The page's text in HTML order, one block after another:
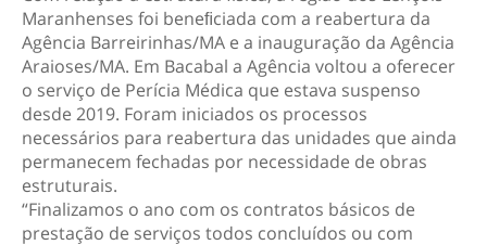
Maranhenses foi beneﬁciada com a reabertura da
Agência Barreirinhas/MA e a inauguração da Agência
Araioses/MA. Em Bacabal a Agência voltou a oferecer
o serviço de Perícia Médica que estava suspenso
desde 2019. Foram iniciados os processos
necessários para reabertura das unidades que ainda
permanecem fechadas por necessidade de obras
estruturais.
“Finalizamos o ano com os contratos básicos de
prestação de serviços todos concluídos ou com